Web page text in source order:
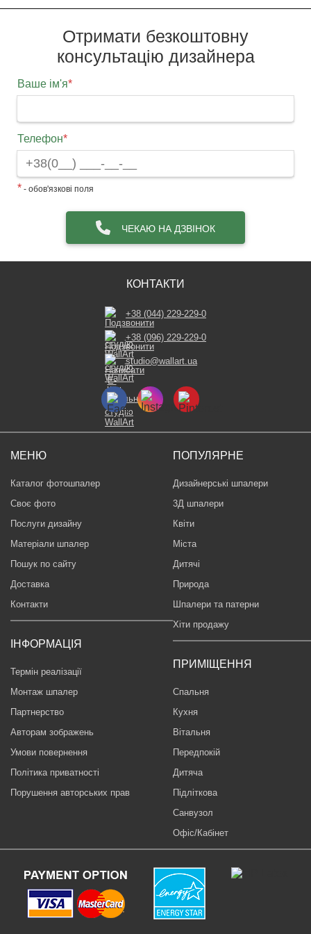
Отримати безкоштовну
консультацію дизайнера
Ваше ім'я*
Телефон*
* - обов'язкові поля
ЧЕКАЮ НА ДЗВІНОК
МЕНЮ
Каталог фотошпалер
Своє фото
Послуги дизайну
Матеріали шпалер
Пошук по сайту
Доставка
Контакти
ІНФОРМАЦІЯ
Термін реалізації
Монтаж шпалер
Партнерство
Авторам зображень
Умови повернення
Політика приватності
Порушення авторських прав
ПОПУЛЯРНЕ
Дизайнерські шпалери
3Д шпалери
Квіти
Міста
Дитячі
Природа
Шпалери та патерни
Хіти продажу
ПРИМІЩЕННЯ
Спальня
Кухня
Вітальня
Передпокій
Дитяча
Підліткова
Санвузол
Офіс/Кабінет
КОНТАКТИ
+38 (044) 229-229-0
+38 (096) 229-229-0
studio@wallart.ua